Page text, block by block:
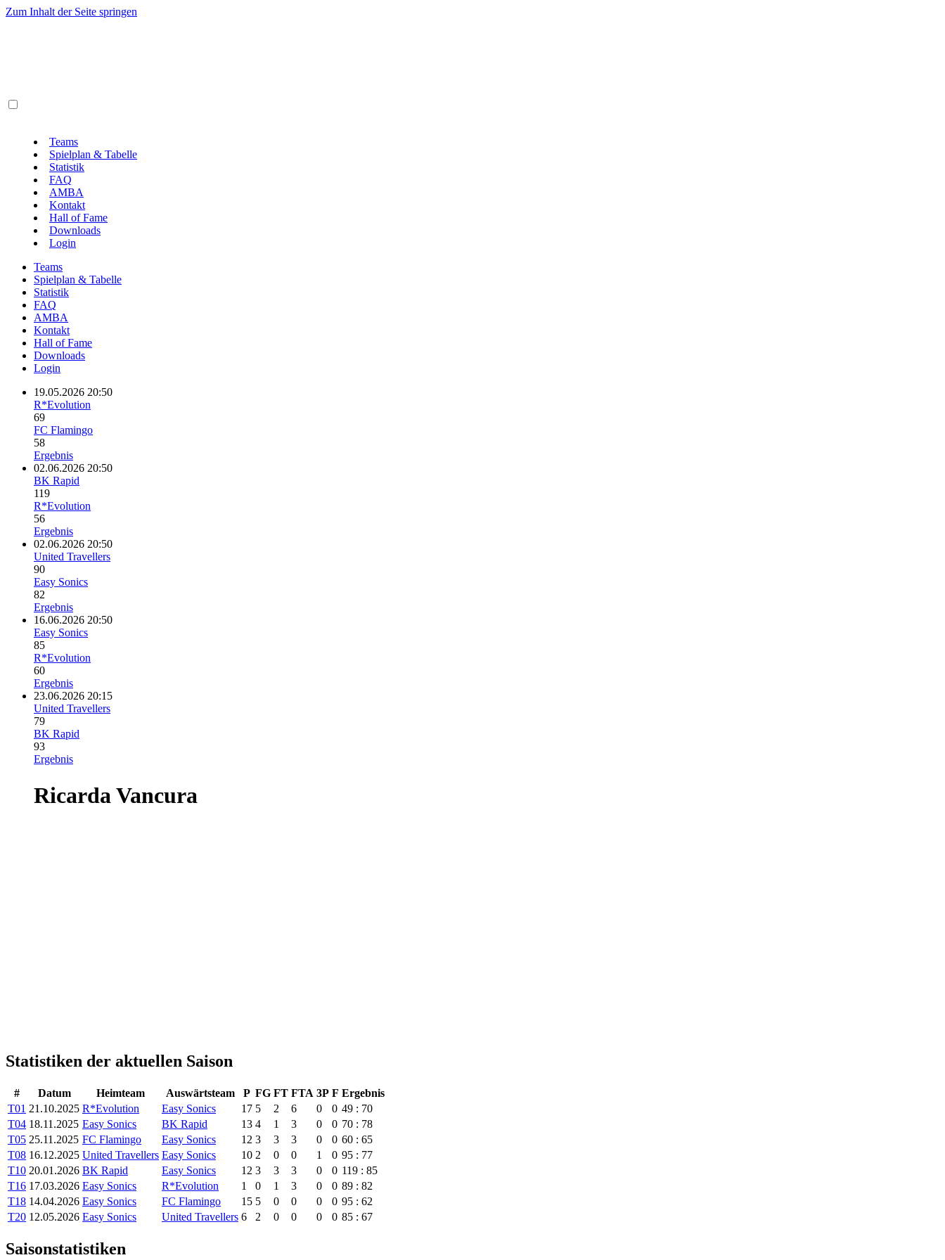
Zum Inhalt der Seite springen
Teams
Spielplan & Tabelle
Statistik
FAQ
AMBA
Kontakt
Hall of Fame
Downloads
Login
Teams
Spielplan & Tabelle
Statistik
FAQ
AMBA
Kontakt
Hall of Fame
Downloads
Login
19.05.2026 20:50
R*Evolution
69
FC Flamingo
58
Ergebnis
02.06.2026 20:50
BK Rapid
119
R*Evolution
56
Ergebnis
02.06.2026 20:50
United Travellers
90
Easy Sonics
82
Ergebnis
16.06.2026 20:50
Easy Sonics
85
R*Evolution
60
Ergebnis
23.06.2026 20:15
United Travellers
79
BK Rapid
93
Ergebnis
Ricarda Vancura
Statistiken der aktuellen Saison
# Datum Heimteam Auswärtsteam P FG FT FTA 3P F Ergebnis
T01 21.10.2025 R*Evolution Easy Sonics 17 5 2 6 0 0 49 : 70
T04 18.11.2025 Easy Sonics BK Rapid 13 4 1 3 0 0 70 : 78
T05 25.11.2025 FC Flamingo Easy Sonics 12 3 3 3 0 0 60 : 65
T08 16.12.2025 United Travellers Easy Sonics 10 2 0 0 1 0 95 : 77
T10 20.01.2026 BK Rapid Easy Sonics 12 3 3 3 0 0 119 : 85
T16 17.03.2026 Easy Sonics R*Evolution 1 0 1 3 0 0 89 : 82
T18 14.04.2026 Easy Sonics FC Flamingo 15 5 0 0 0 0 95 : 62
T20 12.05.2026 Easy Sonics United Travellers 6 2 0 0 0 0 85 : 67
Saisonstatistiken